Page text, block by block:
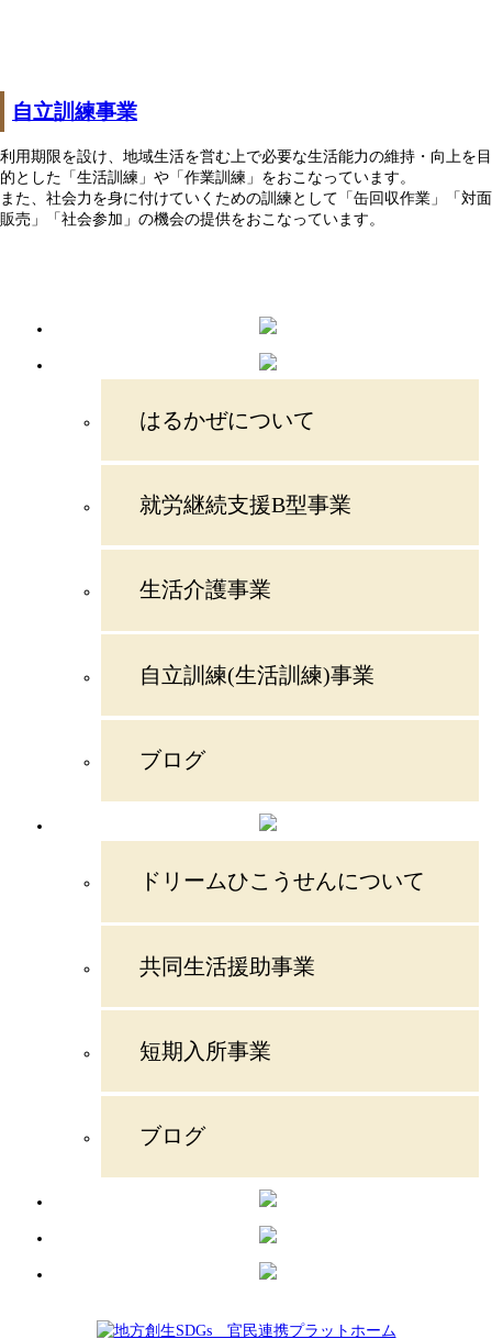
自立訓練事業
利用期限を設け、地域生活を営む上で必要な生活能力の維持・向上を目
的とした「生活訓練」や「作業訓練」をおこなっています。
また、社会力を身に付けていくための訓練として「缶回収作業」「対面
販売」「社会参加」の機会の提供をおこなっています。
はるかぜについて
就労継続支援B型事業
生活介護事業
自立訓練(生活訓練)事業
ブログ
ドリームひこうせんについて
共同生活援助事業
短期入所事業
ブログ